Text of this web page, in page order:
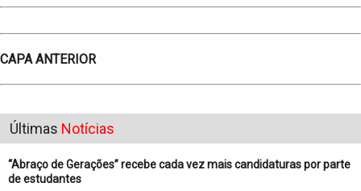
CAPA ANTERIOR
Últimas Notícias
“Abraço de Gerações” recebe cada vez mais candidaturas por parte
de estudantes